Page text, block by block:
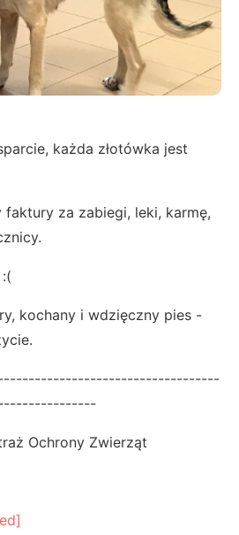
każda złotówka jest
faktury za zabiegi, leki, karmę,
kochany i wdzięczny pies -
Ochrony Zwierząt